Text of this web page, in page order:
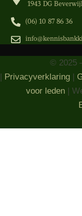
1943 DG
(06) 10 87 86 36‬
© 2025
| Privacyverklaring |
voor leden|